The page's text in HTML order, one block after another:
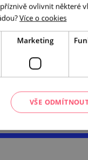
stránky
ovlivnit některé
Více o cookies
Marketing
VŠE